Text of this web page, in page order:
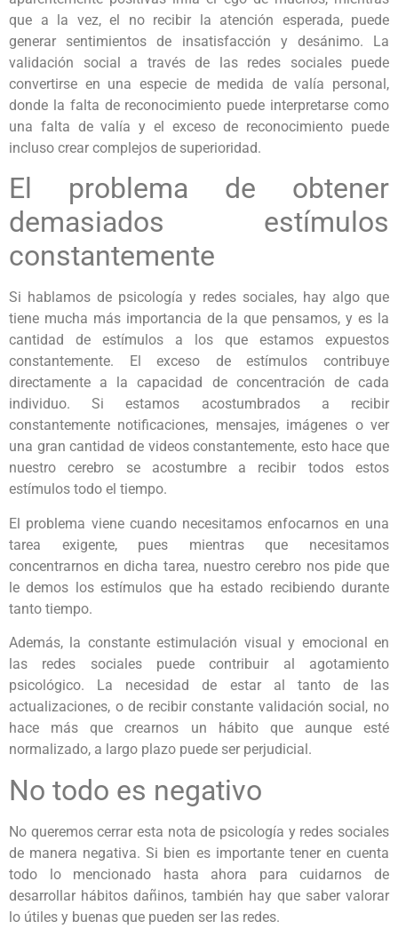
que a la vez, el no recibir la atención esperada, puede
generar sentimientos de insatisfacción y desánimo. La
validación social a través de las redes sociales puede
convertirse en una especie de medida de valía personal,
donde la falta de reconocimiento puede interpretarse como
una falta de valía y el exceso de reconocimiento puede
incluso crear complejos de superioridad.
El problema de obtener
demasiados estímulos
constantemente
Si hablamos de psicología y redes sociales, hay algo que
tiene mucha más importancia de la que pensamos, y es la
cantidad de estímulos a los que estamos expuestos
constantemente. El exceso de estímulos contribuye
directamente a la capacidad de concentración de cada
individuo. Si estamos acostumbrados a recibir
constantemente notificaciones, mensajes, imágenes o ver
una gran cantidad de videos constantemente, esto hace que
nuestro cerebro se acostumbre a recibir todos estos
estímulos todo el tiempo.
El problema viene cuando necesitamos enfocarnos en una
tarea exigente, pues mientras que necesitamos
concentrarnos en dicha tarea, nuestro cerebro nos pide que
le demos los estímulos que ha estado recibiendo durante
tanto tiempo.
Además, la constante estimulación visual y emocional en
las redes sociales puede contribuir al agotamiento
psicológico. La necesidad de estar al tanto de las
actualizaciones, o de recibir constante validación social, no
hace más que crearnos un hábito que aunque esté
normalizado, a largo plazo puede ser perjudicial.
No todo es negativo
No queremos cerrar esta nota de psicología y redes sociales
de manera negativa. Si bien es importante tener en cuenta
todo lo mencionado hasta ahora para cuidarnos de
desarrollar hábitos dañinos, también hay que saber valorar
lo útiles y buenas que pueden ser las redes.